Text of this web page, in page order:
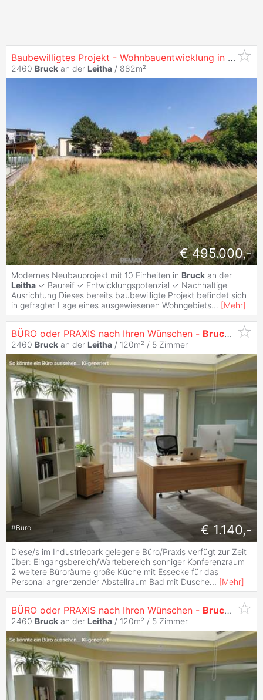
Baubewilligtes Projekt - Wohnbauentwicklung in
Bruck
2460 Bruck an der Leitha / 882m²
€ 495.000,-
Modernes Neubauprojekt mit 10 Einheiten in Bruck an der
Leitha ✓ Baureif ✓ Entwicklungspotenzial ✓ Nachhaltige
Ausrichtung Dieses bereits baubewilligte Projekt befindet sich
in gefragter Lage eines ausgewiesenen Wohngebiets... [Mehr]
BÜRO oder PRAXIS nach Ihren Wünschen - Bruck / Leitha
2460 Bruck an der Leitha / 120m² / 5 Zimmer
#Büro € 1.140,-
Diese/s im Industriepark gelegene Büro/Praxis verfügt zur Zeit
über: Eingangsbereich/Wartebereich sonniger Konferenzraum
2 weitere Büroräume große Küche mit Essecke für das
Personal angrenzender Abstellraum Bad mit Dusche... [Mehr]
BÜRO oder PRAXIS nach Ihren Wünschen - Bruck / Leitha
2460 Bruck an der Leitha / 120m² / 5 Zimmer